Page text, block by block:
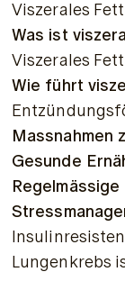
Viszerales Fett
Was ist
Viszerales
Wie führt
Massnahmen
Gesunde